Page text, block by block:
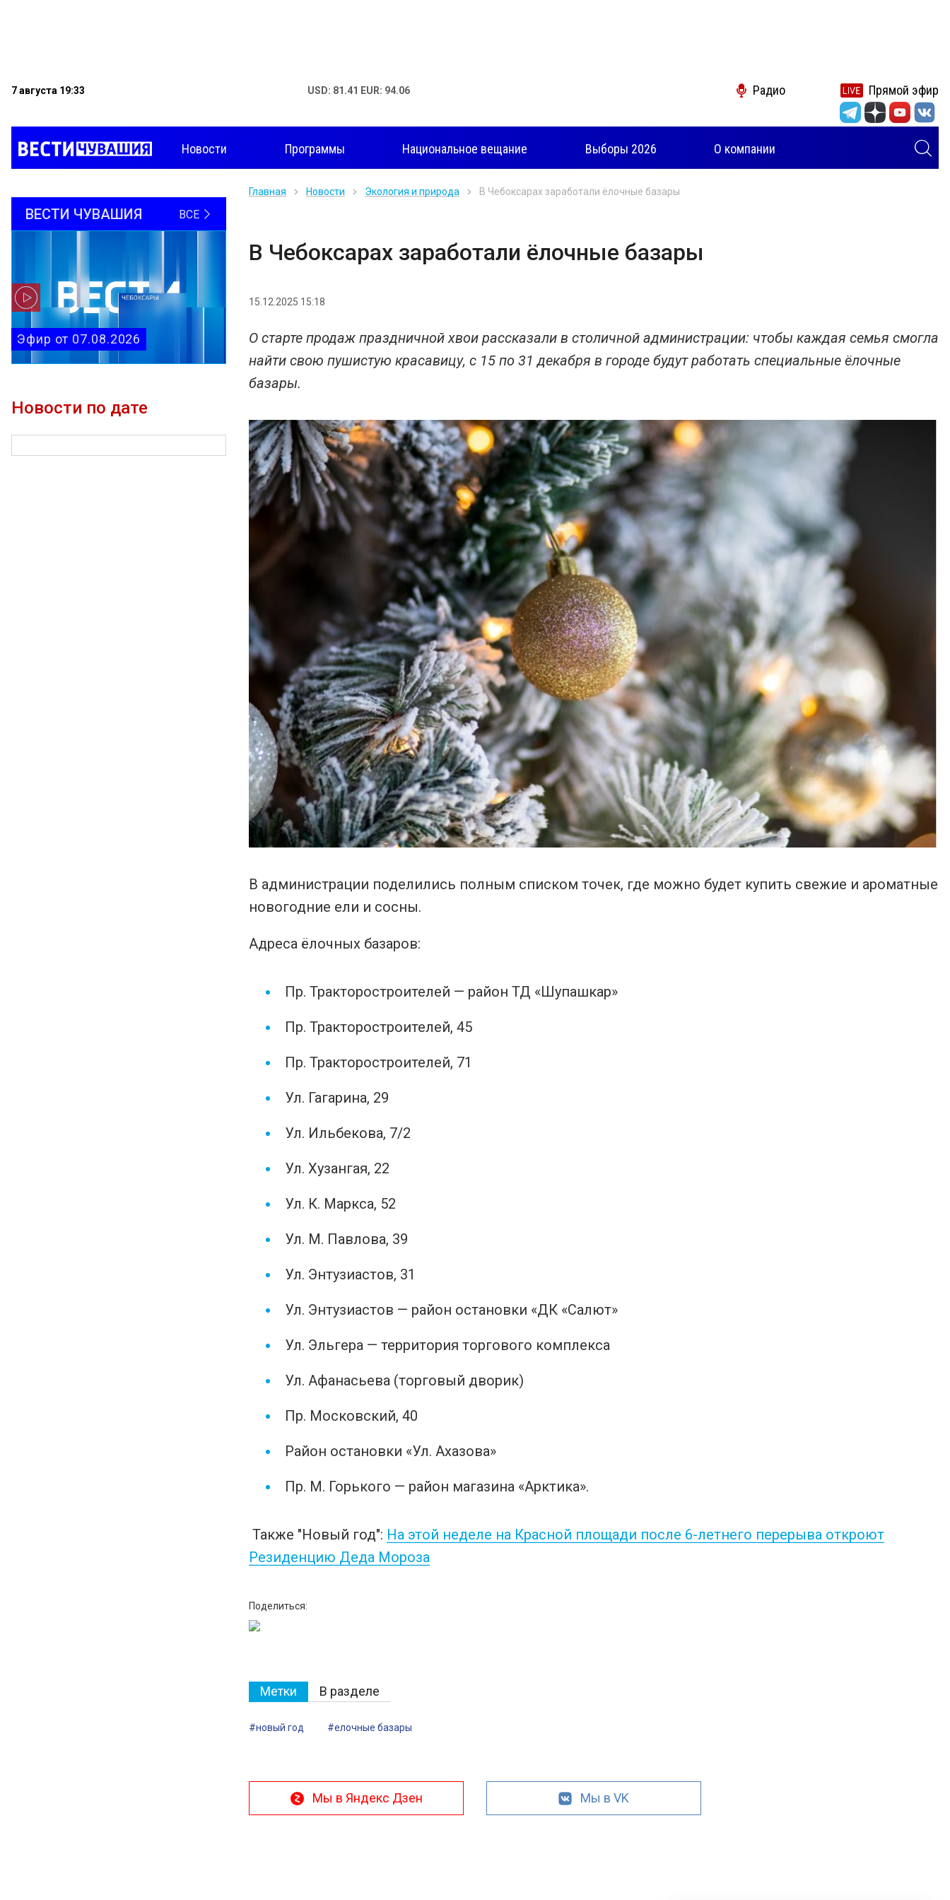
7 августа 19:33 USD: 81.41 EUR: 94.06 Радио Прямой эфир
Новости Программы Национальное вещание Выборы 2026 О компании
ВЕСТИ ЧУВАШИЯ ВСЕ
Эфир от 07.08.2026
Новости по дате
Главная Новости Экология и природа В Чебоксарах заработали ёлочные базары
В Чебоксарах заработали ёлочные базары
15.12.2025 15:18
О старте продаж праздничной хвои рассказали в столичной администрации: чтобы каждая семья смогла
найти свою пушистую красавицу, с 15 по 31 декабря в городе будут работать специальные ёлочные
базары.
В администрации поделились полным списком точек, где можно будет купить свежие и ароматные
новогодние ели и сосны.
Адреса ёлочных базаров:
Пр. Тракторостроителей — район ТД «Шупашкар»
Пр. Тракторостроителей, 45
Пр. Тракторостроителей, 71
Ул. Гагарина, 29
Ул. Ильбекова, 7/2
Ул. Хузангая, 22
Ул. К. Маркса, 52
Ул. М. Павлова, 39
Ул. Энтузиастов, 31
Ул. Энтузиастов — район остановки «ДК «Салют»
Ул. Эльгера — территория торгового комплекса
Ул. Афанасьева (торговый дворик)
Пр. Московский, 40
Район остановки «Ул. Ахазова»
Пр. М. Горького — район магазина «Арктика».
Также "Новый год": На этой неделе на Красной площади после 6-летнего перерыва откроют
Резиденцию Деда Мороза
Поделиться:
Метки В разделе
#новый год #елочные базары
Мы в Яндекс Дзен Мы в VK